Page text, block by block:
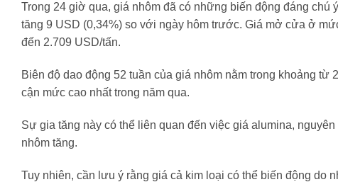
Trong 24 giờ qua, giá nhôm đã có những biến động đáng
tăng 9 USD (0,34%) so với ngày hôm trước. Giá mở cửa ở
đến 2.709 USD/tấn.
Biên độ dao động 52 tuần của giá nhôm nằm trong khoảng
cận mức cao nhất trong năm qua.
Sự gia tăng này có thể liên quan đến việc giá alumina,
nhôm tăng.
Tuy nhiên, cần lưu ý rằng giá cả kim loại có thể biến động do